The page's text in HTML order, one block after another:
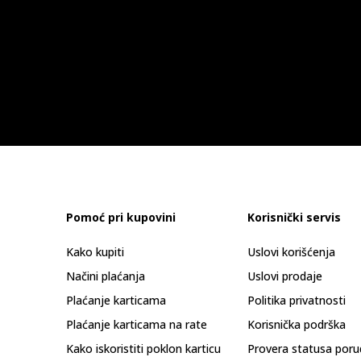
Pomoć pri kupovini
Kako kupiti
Načini plaćanja
Plaćanje karticama
Plaćanje karticama na rate
Kako iskoristiti poklon karticu
Korisnički servis
Uslovi korišćenja
Uslovi prodaje
Politika privatnosti
Korisnička podrška
Provera statusa